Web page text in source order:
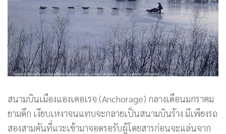
สนามบินเมืองแองเคอเรจ (Anchorage) กลางเดือนมกราคม
ยามดึก เงียบเหงาจนแทบจะกลายเป็นสนามบินร้าง มีเพียงรถ
สองสามคันที่แวะเข้ามาจอดรอรับผู้โดยสารก่อนจะแล่นจาก